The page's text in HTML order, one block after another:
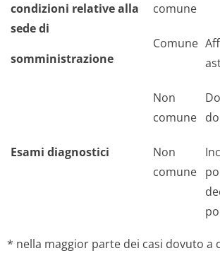
condizioni relative alla
sede di
somministrazione
comune
Comune
Non
comune
Esami diagnostici
Non
comune
* nella maggior parte dei casi dovuto a